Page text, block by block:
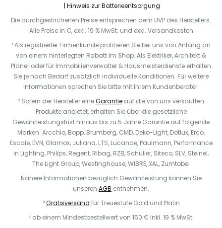
Hinweis zur Batterieentsorgung
Die durchgestrichenen Preise entsprechen dem UVP des Herstellers.
Alle Preise in €, exkl. 19 % MwSt. und exkl. Versandkosten
¹ Als registrierter Firmenkunde profitieren Sie bei uns von Anfang an
von einem hinterlegten Rabatt im Shop. Als Elektriker, Architekt &
Planer oder für Immobilienverwalter & Hausmeisterdienste erhalten
Sie je nach Bedarf zusätzlich individuelle Konditionen. Für weitere
Informationen sprechen Sie bitte mit Ihrem Kundenberater.
² Sofern der Hersteller eineGarantieauf die von uns verkauften
Produkte anbietet, erhalten Sie über die gesetzliche
Gewährleistungsfrist hinaus bis zu 5 Jahre Garantie auf folgende
Marken: Arcchio, Bopp, Brumberg, CMD, Deko-Light, Dotlux, Erco,
Escale, EVN, Glamox, Juliana, LTS, Lucande, Paulmann, Performance
in Lighting, Philips, Regent, Ribag, RZB, Schuller, Siteco, SLV, Steinel,
The Light Group, Westinghouse, WIBRE, XAL, Zumtobel
Nähere Informationen bezüglich Gewährleistung können Sie
unseren AGB entnehmen.
³Gratisversand für Treuestufe Gold und Platin
⁴ ab einem Mindestbestellwert von 150 € inkl. 19 % MwSt.